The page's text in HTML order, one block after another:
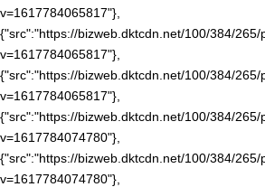
v=1617784065817"},
{"src":"https://bizweb.dktcdn.net/100/384/
v=1617784065817"},
{"src":"https://bizweb.dktcdn.net/100/384/
v=1617784065817"},
{"src":"https://bizweb.dktcdn.net/100/384/
v=1617784074780"},
{"src":"https://bizweb.dktcdn.net/100/384/
v=1617784074780"},